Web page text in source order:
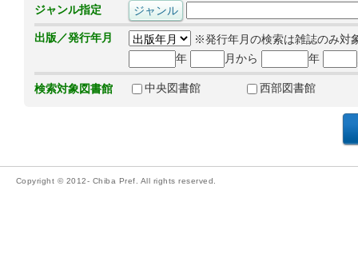
ジャンル指定
出版／発行年月
※発行年月の検索は雑誌のみ対
年
月から 年
検索対象図書館 中央図書館 西部図書館
Copyright © 2012- Chiba Pref. All rights reserved.